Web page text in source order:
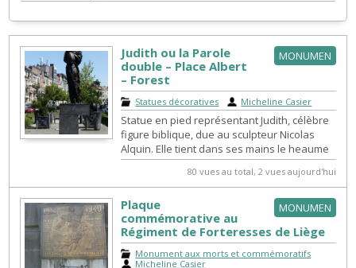
MONUMEN
Judith ou la Parole
double – Place Albert
– Forest
Statues décoratives Micheline Casier
Statue en pied représentant Judith, célèbre
figure biblique, due au sculpteur Nicolas
Alquin. Elle tient dans ses mains le heaume
d'Holopherne qu'elle vient de ...
80 vues au total, 2 vues aujourd'hui
MONUMEN
Plaque
commémorative au
Régiment de Forteresses de Liège
Monument aux morts et commémoratifs
Micheline Casier